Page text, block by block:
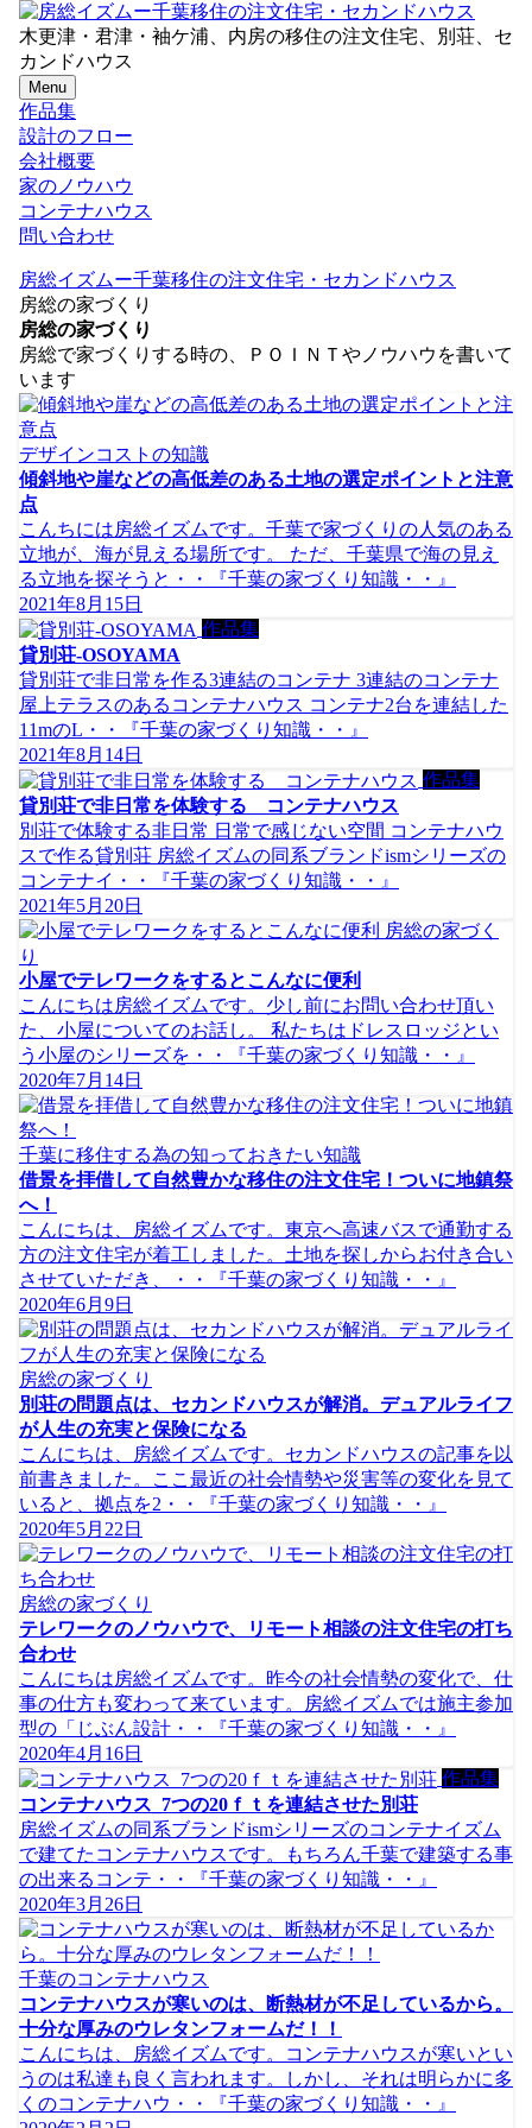
木更津・君津・袖ケ浦、内房の移住の注文住宅、別荘、セ
カンドハウス
Menu
作品集
設計のフロー
会社概要
家のノウハウ
コンテナハウス
問い合わせ
房総イズムー千葉移住の注文住宅・セカンドハウス
房総の家づくり
房総の家づくり
房総で家づくりする時の、ＰＯＩＮＴやノウハウを書いて
います
デザインコストの知識
傾斜地や崖などの高低差のある土地の選定ポイントと注意
点
こんちには房総イズムです。千葉で家づくりの人気のある
立地が、海が見える場所です。 ただ、千葉県で海の見え
る立地を探そうと・・『千葉の家づくり知識・・』
2021年8月15日
作品集
貸別荘-OSOYAMA
貸別荘で非日常を作る3連結のコンテナ 3連結のコンテナ
屋上テラスのあるコンテナハウス コンテナ2台を連結した
11mのL・・『千葉の家づくり知識・・』
2021年8月14日
作品集
貸別荘で非日常を体験する コンテナハウス
別荘で体験する非日常 日常で感じない空間 コンテナハウ
スで作る貸別荘 房総イズムの同系ブランドismシリーズの
コンテナイ・・『千葉の家づくり知識・・』
2021年5月20日
房総の家づく
り
小屋でテレワークをするとこんなに便利
こんにちは房総イズムです。少し前にお問い合わせ頂い
た、小屋についてのお話し。 私たちはドレスロッジとい
う小屋のシリーズを・・『千葉の家づくり知識・・』
2020年7月14日
千葉に移住する為の知っておきたい知識
借景を拝借して自然豊かな移住の注文住宅！ついに地鎮祭
へ！
こんにちは、房総イズムです。東京へ高速バスで通勤する
方の注文住宅が着工しました。土地を探しからお付き合い
させていただき、・・『千葉の家づくり知識・・』
2020年6月9日
房総の家づくり
別荘の問題点は、セカンドハウスが解消。デュアルライフ
が人生の充実と保険になる
こんにちは、房総イズムです。セカンドハウスの記事を以
前書きました。ここ最近の社会情勢や災害等の変化を見て
いると、拠点を2・・『千葉の家づくり知識・・』
2020年5月22日
房総の家づくり
テレワークのノウハウで、リモート相談の注文住宅の打ち
合わせ
こんにちは房総イズムです。昨今の社会情勢の変化で、仕
事の仕方も変わって来ています。房総イズムでは施主参加
型の「じぶん設計・・『千葉の家づくり知識・・』
2020年4月16日
作品集
コンテナハウス_7つの20ｆｔを連結させた別荘
房総イズムの同系ブランドismシリーズのコンテナイズム
で建てたコンテナハウスです。もちろん千葉で建築する事
の出来るコンテ・・『千葉の家づくり知識・・』
2020年3月26日
千葉のコンテナハウス
コンテナハウスが寒いのは、断熱材が不足しているから。
十分な厚みのウレタンフォームだ！！
こんにちは、房総イズムです。コンテナハウスが寒いとい
うのは私達も良く言われます。しかし、それは明らかに多
くのコンテナハウ・・『千葉の家づくり知識・・』